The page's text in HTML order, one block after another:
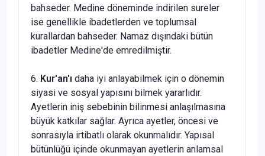
bahseder. Medine döneminde indirilen sureler
ise genellikle ibadetlerden ve toplumsal
kurallardan bahseder. Namaz dışındaki bütün
ibadetler Medine'de emredilmiştir.
6. Kur'an'ı daha iyi anlayabilmek için o dönemin
siyasi ve sosyal yapısını bilmek yararlıdır.
Ayetlerin iniş sebebinin bilinmesi anlaşılmasına
büyük katkılar sağlar. Ayrıca ayetler, öncesi ve
sonrasıyla irtibatlı olarak okunmalıdır. Yapısal
bütünlüğü içinde okunmayan ayetlerin anlamsal